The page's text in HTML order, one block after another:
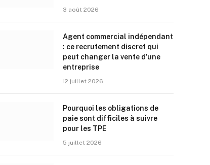
3 août 2026
Agent commercial indépendant
: ce recrutement discret qui
peut changer la vente d’une
entreprise
12 juillet 2026
Pourquoi les obligations de
paie sont difficiles à suivre
pour les TPE
5 juillet 2026